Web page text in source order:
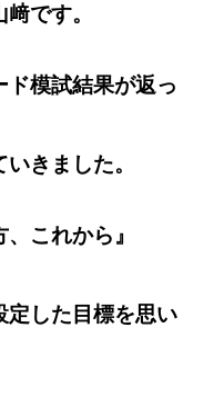
です。
模試結果が返っ
きました。
これから』
定した目標を思い